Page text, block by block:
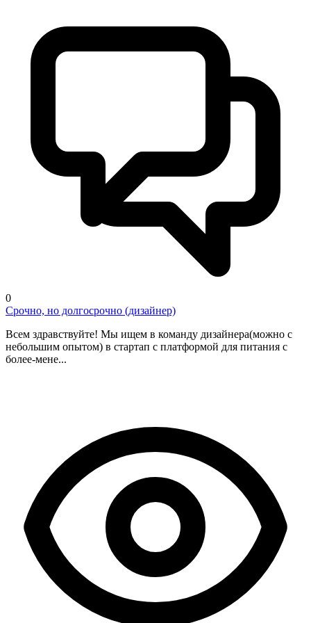
0
Срочно, но долгосрочно (дизайнер)
Всем здравствуйте! Мы ищем в команду дизайнера(можно с
небольшим опытом) в стартап с платформой для питания с
более-мене...